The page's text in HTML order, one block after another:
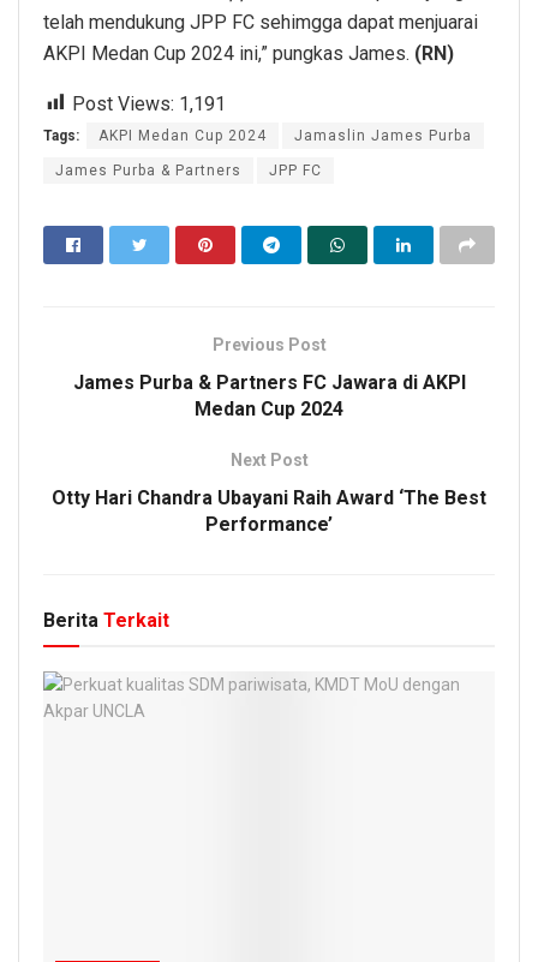
telah mendukung JPP FC sehimgga dapat menjuarai
AKPI Medan Cup 2024 ini,” pungkas James. (RN)
Post Views: 1,191
Tags: AKPI Medan Cup 2024 Jamaslin James Purba
James Purba & Partners JPP FC
Previous Post
James Purba & Partners FC Jawara di AKPI
Medan Cup 2024
Next Post
Otty Hari Chandra Ubayani Raih Award ‘The Best
Performance’
Berita Terkait